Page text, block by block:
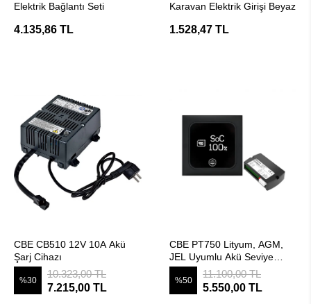
Elektrik Bağlantı Seti
4.135,86 TL
Karavan Elektrik Girişi Beyaz
1.528,47 TL
CBE CB510 12V 10A Akü
Şarj Cihazı
%30
10.323,00 TL
7.215,00 TL
CBE PT750 Lityum, AGM,
JEL Uyumlu Akü Seviye
Göstergesi
%50
11.100,00 TL
5.550,00 TL